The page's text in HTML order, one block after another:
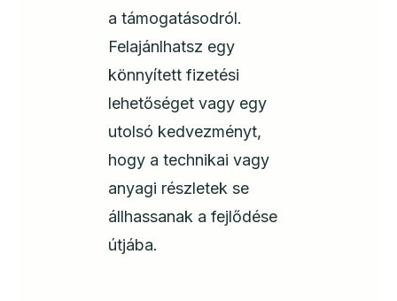
a támogatásodról.
Felajánlhatsz egy
könnyített fizetési
lehetőséget vagy egy
utolsó kedvezményt,
hogy a technikai vagy
anyagi részletek se
állhassanak a fejlődése
útjába.